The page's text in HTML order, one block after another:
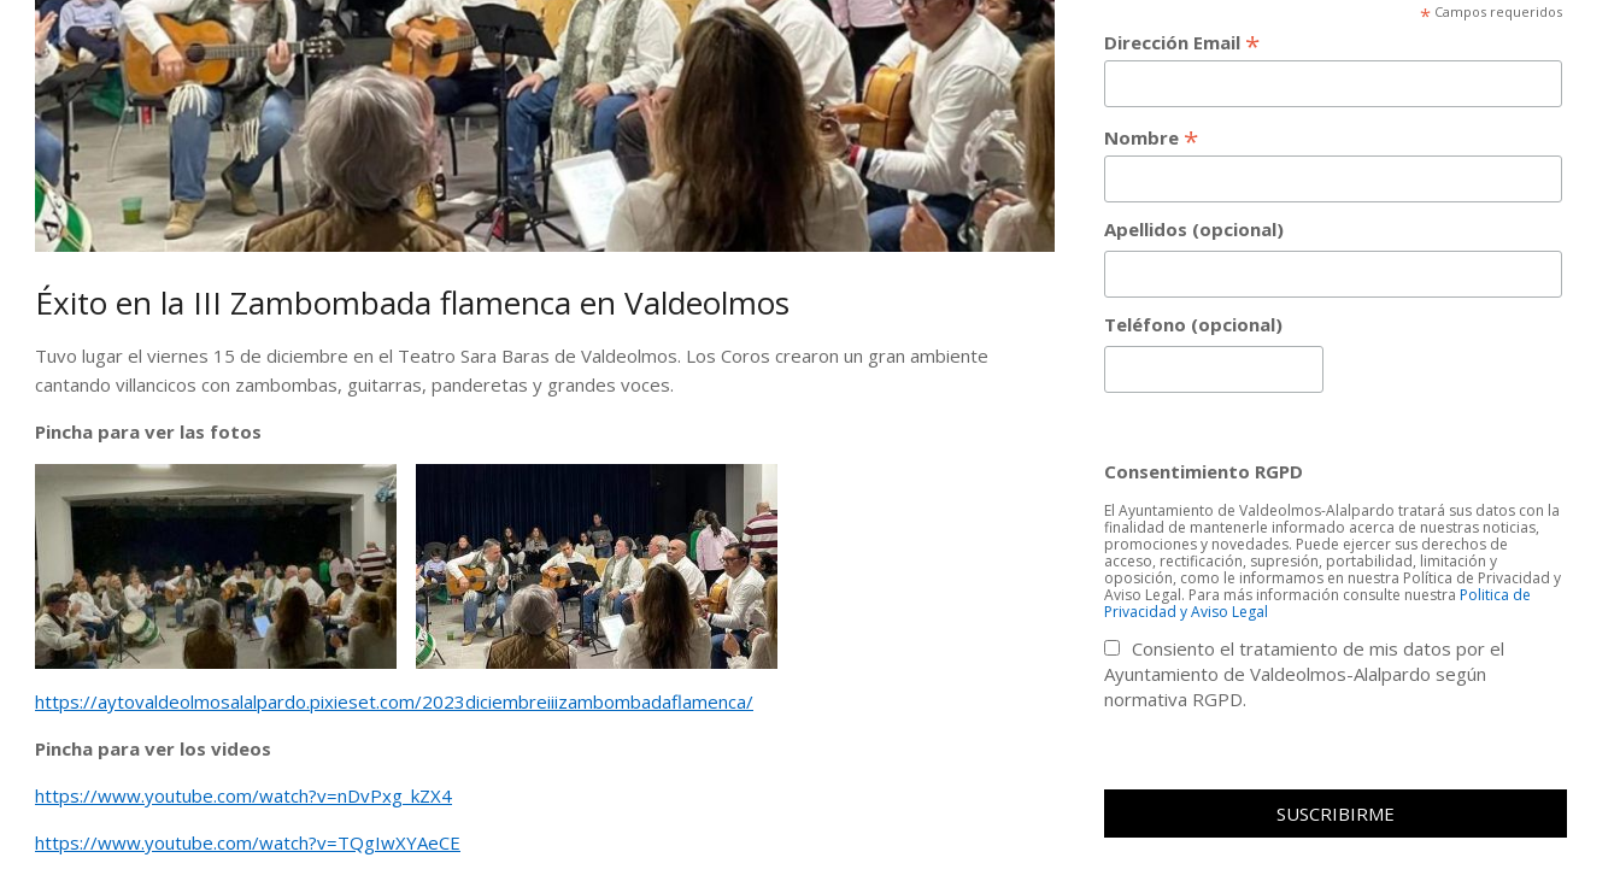
Éxito en la III Zambombada flamenca en Valdeolmos
Tuvo lugar el viernes 15 de diciembre en el Teatro Sara Baras de Valdeolmos. Los Coros crearon un gran ambiente
cantando villancicos con zambombas, guitarras, panderetas y grandes voces.
Pincha para ver las fotos
https://aytovaldeolmosalalpardo.pixieset.com/2023diciembreiiizambombadaflamenca/
Pincha para ver los videos
https://www.youtube.com/watch?v=nDvPxg_kZX4
https://www.youtube.com/watch?v=TQgIwXYAeCE
* Campos requeridos
Dirección Email *
Nombre *
Apellidos (opcional)
Teléfono (opcional)
Consentimiento RGPD
El Ayuntamiento de Valdeolmos-Alalpardo tratará sus datos con la
finalidad de mantenerle informado acerca de nuestras noticias,
promociones y novedades. Puede ejercer sus derechos de
acceso, rectificación, supresión, portabilidad, limitación y
oposición, como le informamos en nuestra Política de Privacidad y
Aviso Legal. Para más información consulte nuestraPolitica de
Privacidad y Aviso Legal
Consiento el tratamiento de mis datos por el
Ayuntamiento de Valdeolmos-Alalpardo según
normativa RGPD.